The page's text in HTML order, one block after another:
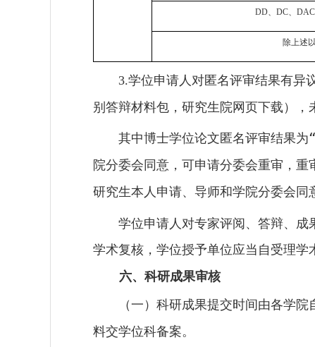
DD、 DC、 DAC
除上述
3.学位申请人对匿名评审结果有异
别答辩材料包，研究生院网页下载），
其中博士学位论文匿名评审结果为“
院分委会同意，可申请分委会重审，
研究生本人申请、导师和学院分委会同
学位申请人对专家评阅、答辩、
学术复核，学位授予单位应当自受理学
六、科研成果审核
（一）科研成果提交时间由各学院
料交学位科备案。